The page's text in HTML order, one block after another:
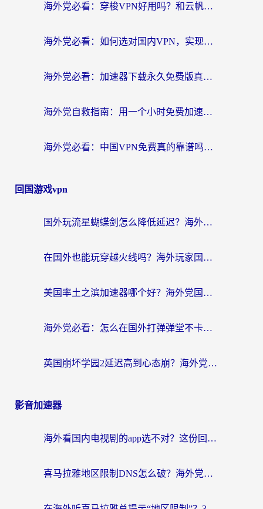
海外党必看：穿梭VPN好用吗？和云帆VPN对比哪个回国效果更好？附真实测评+避坑指南
海外党必看：如何选对国内VPN，实现无缝访问国内资源？
海外党必看：加速器下载永久免费版真的存在吗？教你无缝访问国内资源的正确姿势
海外党自救指南：用一个小时免费加速器，轻松打破国内资源访问壁垒？
海外党必看：中国VPN免费真的靠谱吗？手把手教你选对回国加速器
回国游戏vpn
国外玩流星蝴蝶剑怎么降低延迟？海外党必看的加速秘籍（含欧洲鸣潮&彩虹岛优化攻略）
在国外也能玩穿越火线吗？海外玩家国服游戏畅玩终极指南
美国率土之滨加速器哪个好？海外党国服游戏畅玩终极指南（附多游戏解决方案）
海外党必看：怎么在国外打弹弹堂不卡？番茄加速器亲测指南
英国崩坏学园2延迟高到心态崩？海外党国服游戏加速终极指南
影音加速器
海外看国内电视剧的app选不对？这份回国加速器避坑指南帮你流畅追剧
喜马拉雅地区限制DNS怎么破？海外党听国内音乐听书的终极解决方案